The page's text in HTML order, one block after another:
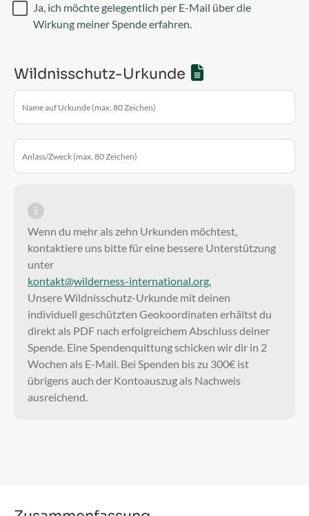
Ja, ich möchte gelegentlich per E-Mail über die
Wirkung meiner Spende erfahren.
Wildnisschutz-Urkunde
Name auf Urkunde (max. 80 Zeichen)
Anlass/Zweck (max. 80 Zeichen)
Wenn du mehr als zehn Urkunden möchtest,
kontaktiere uns bitte für eine bessere Unterstützung
unter
kontakt@wilderness-international.org.
Unsere Wildnisschutz-Urkunde mit deinen
individuell geschützten Geokoordinaten erhältst du
direkt als PDF nach erfolgreichem Abschluss deiner
Spende. Eine Spendenquittung schicken wir dir in 2
Wochen als E-Mail. Bei Spenden bis zu 300€ ist
übrigens auch der Kontoauszug als Nachweis
ausreichend.